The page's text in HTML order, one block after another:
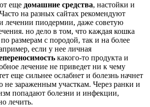
еще домашние средства, настойки и
на разных сайтах рекомендуют
лечении пиодермии, даже советую
но дело в том, что каждая кошка
размерам с породой, так и на более
если у нее личная
какого-то продукта и
лечение не приведет ни к чему
еще сильнее ослабнет и болезнь начнет
не зараженным участкам. Через ранки и
попадают болезни и инфекции,
лечить.